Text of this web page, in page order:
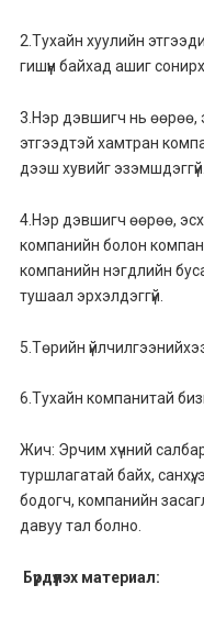
2.Тухайн хуулийн
гишүүн байхад ашиг
3.Нэр дэвшигч нь өөрөө,
этгээдтэй хамтран
дээш хувийг эзэмшдэггүй.
4.Нэр дэвшигч өөрөө,
компанийн болон
компанийн нэгдлийн
тушаал эрхэлдэггүй.
5.Төрийн
6.Тухайн компанитай
Жич: Эрчим хүчний
туршлагатай байх, санхүү,
бодогч, компанийн
давуу тал болно.
Бүрдүүлэх материал: